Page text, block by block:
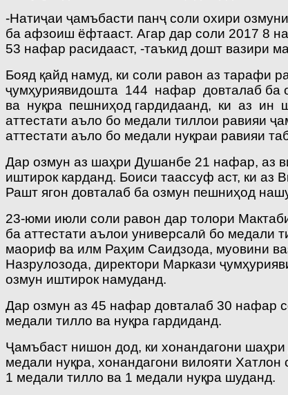
-Натиҷаи ҷамъбасти панҷ соли охири
ба афзоиш ёфтааст. Агар дар соли 2017 8
53 нафар расидааст, -таъкид дошт вазири
Бояд қайд намуд, ки соли равон аз тарафи
ҷумҳуриявидошта 144 нафар довталаб ба
ва нуқра пешниҳод гардидаанд, ки аз ин
аттестати аъло бо медали тиллои равияи
аттестати аъло бо медали нуқраи равияи
Дар озмун аз шаҳри Душанбе 21 нафар, аз
иштирок карданд. Боиси таассуф аст, ки
Рашт ягон довталаб ба озмун пешниҳод
23-юми июли соли равон дар толори
ба аттестати аълои универсалӣ бо медали
маориф ва илм Раҳим Саидзода, муовини
Назрулозода, директори Маркази
озмун иштирок намуданд.
Дар озмун аз 45 нафар довталаб 30 нафар
медали тилло ва нуқра гардиданд.
Ҷамъбаст нишон дод, ки хонандагони
медали нуқра, хонандагони вилояти
1 медали тилло ва 1 медали нуқра шуданд.